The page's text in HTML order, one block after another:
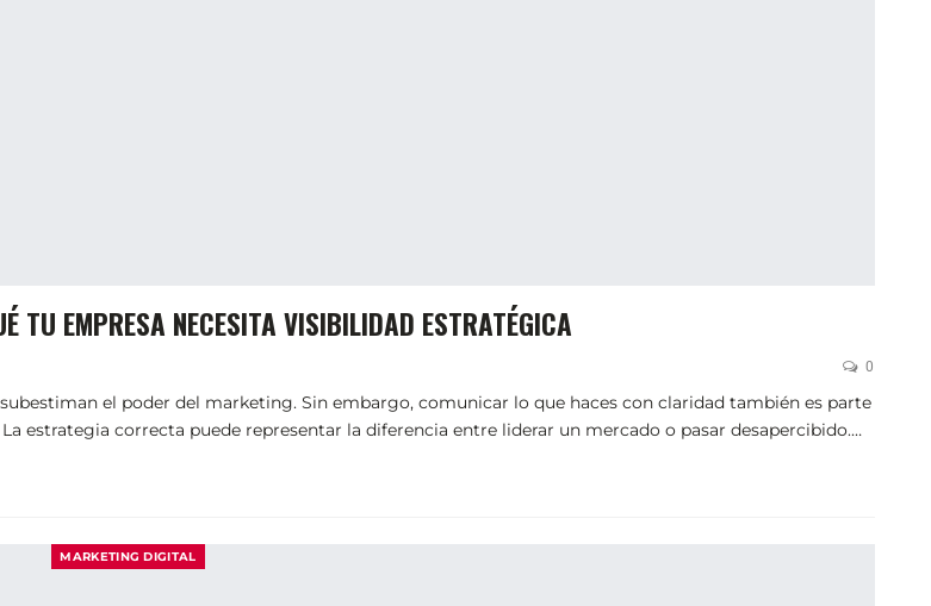
TU EMPRESA NECESITA VISIBILIDAD ESTRATÉGICA
0
el poder del marketing. Sin embargo, comunicar lo que haces con claridad también es parte
estrategia correcta puede representar la diferencia entre liderar un mercado o pasar desapercibido.…
MARKETING DIGITAL